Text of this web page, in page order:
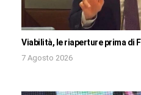
Viabilità, le riaperture prima di
7 Agosto 2026